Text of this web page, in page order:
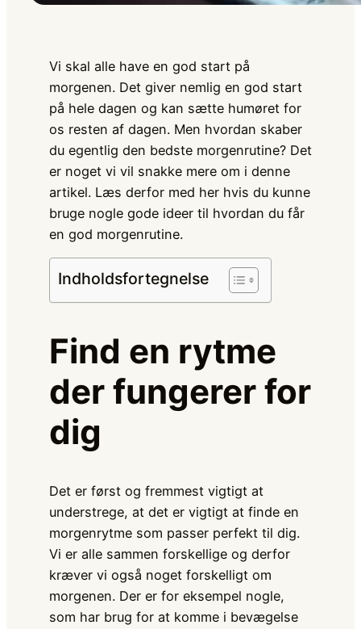
Vi skal alle have en god start på
morgenen. Det giver nemlig en god start
på hele dagen og kan sætte humøret for
os resten af dagen. Men hvordan skaber
du egentlig den bedste morgenrutine? Det
er noget vi vil snakke mere om i denne
artikel. Læs derfor med her hvis du kunne
bruge nogle gode ideer til hvordan du får
en god morgenrutine.
Indholdsfortegnelse
Find en rytme
der fungerer for
dig
Det er først og fremmest vigtigt at
understrege, at det er vigtigt at finde en
morgenrytme som passer perfekt til dig.
Vi er alle sammen forskellige og derfor
kræver vi også noget forskelligt om
morgenen. Der er for eksempel nogle,
som har brug for at komme i bevægelse